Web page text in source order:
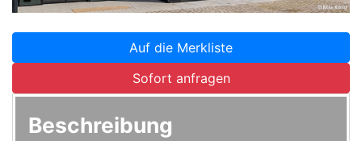
Auf die Merkliste
Sofort anfragen
Beschreibung